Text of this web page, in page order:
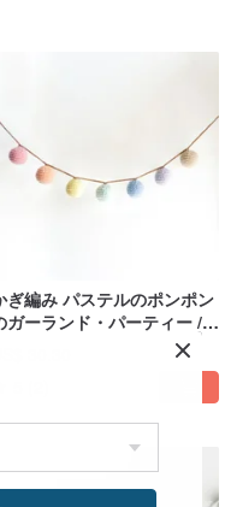
ぎ編み パステルのポンポン
ガーランド・パーティー /
アウトドア / キャンプ / ピク
ニック / 誕生日 / インテリア